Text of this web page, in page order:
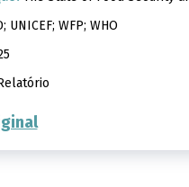
UNICEF; WFP; WHO